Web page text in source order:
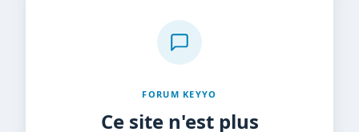
FORUM KEYYO
Ce site n'est plus